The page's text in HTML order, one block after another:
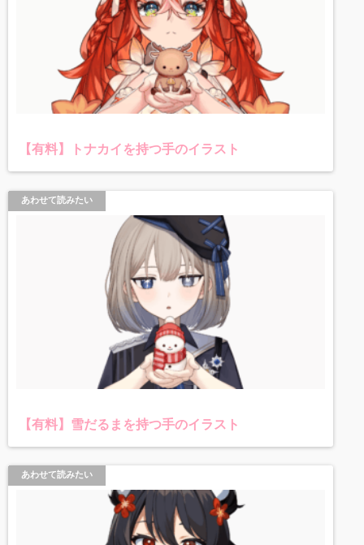
【有料】トナカイを持つ手のイラスト
あわせて読みたい
【有料】雪だるまを持つ手のイラスト
あわせて読みたい